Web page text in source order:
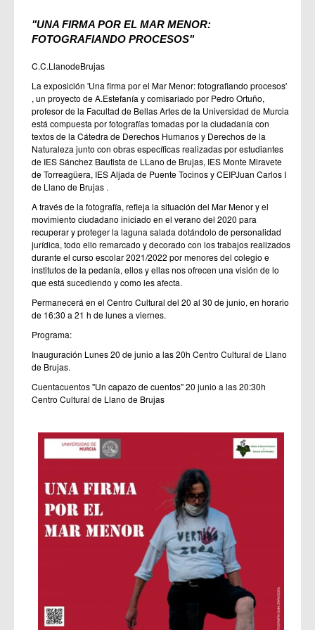
"UNA FIRMA POR EL MAR MENOR:
FOTOGRAFIANDO PROCESOS"
C.C.LlanodeBrujas
La exposición 'Una firma por el Mar Menor: fotografiando procesos'
, un proyecto de A.Estefanía y comisariado por Pedro Ortuño,
profesor de la Facultad de Bellas Artes de la Universidad de Murcia
está compuesta por fotografías tomadas por la ciudadanía con
textos de la Cátedra de Derechos Humanos y Derechos de la
Naturaleza junto con obras específicas realizadas por estudiantes
de IES Sánchez Bautista de LLano de Brujas, IES Monte Miravete
de Torreagüera, IES Aljada de Puente Tocinos y CEIPJuan Carlos I
de Llano de Brujas .
A través de la fotografía, refleja la situación del Mar Menor y el
movimiento ciudadano iniciado en el verano del 2020 para
recuperar y proteger la laguna salada dotándolo de personalidad
jurídica, todo ello remarcado y decorado con los trabajos realizados
durante el curso escolar 2021/2022 por menores del colegio e
institutos de la pedanía, ellos y ellas nos ofrecen una visión de lo
que está sucediendo y como les afecta.
Permanecerá en el Centro Cultural del 20 al 30 de junio, en horario
de 16:30 a 21 h de lunes a viernes.
Programa:
Inauguración Lunes 20 de junio a las 20h Centro Cultural de Llano
de Brujas.
Cuentacuentos "Un capazo de cuentos" 20 junio a las 20:30h
Centro Cultural de Llano de Brujas